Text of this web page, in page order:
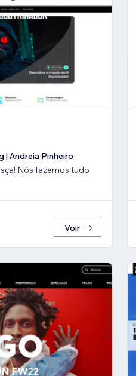
| Andreia Pinheiro
Nós fazemos tudo
Voir